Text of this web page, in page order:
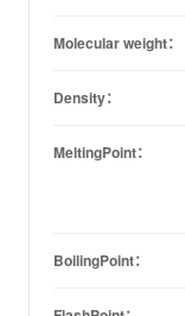
Molecular weight：
Density：
MeltingPoint：
BoilingPoint：